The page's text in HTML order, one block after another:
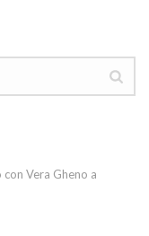
con Vera Gheno a